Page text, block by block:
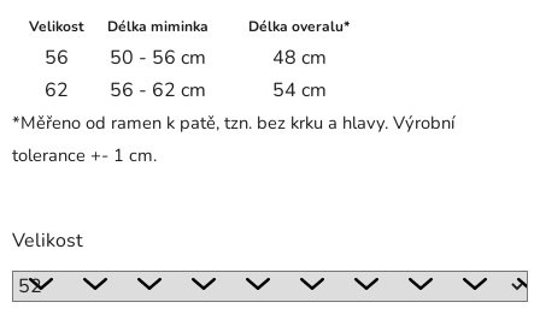
Velikost Délka miminka Délka overalu*
56 50 - 56 cm
48 cm
62
56 - 62 cm 54 cm
*Měřeno od ramen k patě, tzn. bez krku a hlavy. Výrobní
tolerance +- 1 cm.
Velikost